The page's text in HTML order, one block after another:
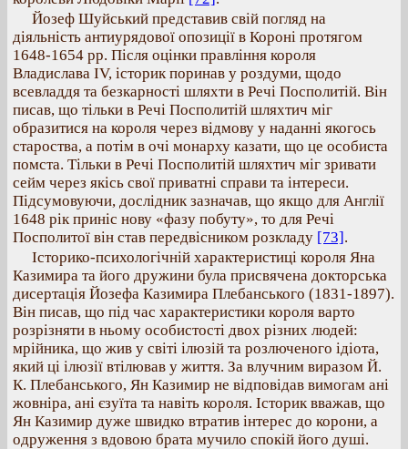
Йозеф Шуйський представив свій погляд на
діяльність антиурядової опозиції в Короні протягом
1648-1654 рр. Після оцінки правління короля
Владислава IV, історик поринав у роздуми, щодо
всевладдя та безкарності шляхти в Речі Посполитій. Він
писав, що тільки в Речі Посполитій шляхтич міг
образитися на короля через відмову у наданні якогось
староства, а потім в очі монарху казати, що це особиста
помста. Тільки в Речі Посполитій шляхтич міг зривати
сейм через якісь свої приватні справи та інтереси.
Підсумовуючи, дослідник зазначав, що якщо для Англії
1648 рік приніс нову «фазу побуту», то для Речі
Посполитої він став передвісником розкладу [73].
Історико-психологічній характеристиці короля Яна
Казимира та його дружини була присвячена докторська
дисертація Йозефа Казимира Плебанського (1831-1897).
Він писав, що під час характеристики короля варто
розрізняти в ньому особистості двох різних людей:
мрійника, що жив у світі ілюзій та розлюченого ідіота,
який ці ілюзії втілював у життя. За влучним виразом Й.
К. Плебанського, Ян Казимир не відповідав вимогам ані
жовніра, ані єзуїта та навіть короля. Історик вважав, що
Ян Казимир дуже швидко втратив інтерес до корони, а
одруження з вдовою брата мучило спокій його душі.